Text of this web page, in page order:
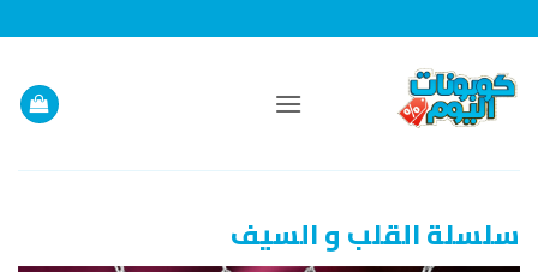
للمحتوى
سلسلة القلب و السيف